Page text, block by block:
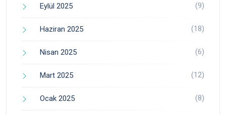
Eylül 2025 (9)
Haziran 2025 (18)
Nisan 2025 (6)
Mart 2025 (12)
Ocak 2025 (8)